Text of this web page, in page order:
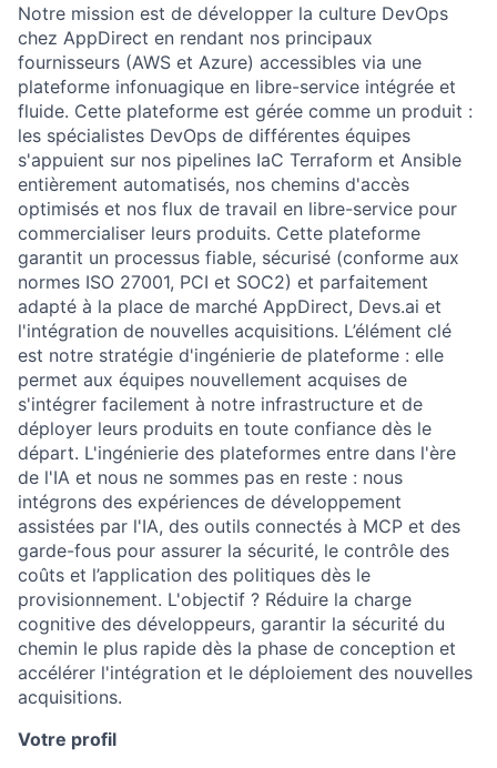
Notre mission est de développer la culture DevOps
chez AppDirect en rendant nos principaux
fournisseurs (AWS et Azure) accessibles via une
plateforme infonuagique en libre-service intégrée et
fluide. Cette plateforme est gérée comme un produit :
les spécialistes DevOps de différentes équipes
s'appuient sur nos pipelines IaC Terraform et Ansible
entièrement automatisés, nos chemins d'accès
optimisés et nos flux de travail en libre-service pour
commercialiser leurs produits. Cette plateforme
garantit un processus fiable, sécurisé (conforme aux
normes ISO 27001, PCI et SOC2) et parfaitement
adapté à la place de marché AppDirect, Devs.ai et
l'intégration de nouvelles acquisitions. L’élément clé
est notre stratégie d'ingénierie de plateforme : elle
permet aux équipes nouvellement acquises de
s'intégrer facilement à notre infrastructure et de
déployer leurs produits en toute confiance dès le
départ. L'ingénierie des plateformes entre dans l'ère
de l'IA et nous ne sommes pas en reste : nous
intégrons des expériences de développement
assistées par l'IA, des outils connectés à MCP et des
garde-fous pour assurer la sécurité, le contrôle des
coûts et l’application des politiques dès le
provisionnement. L'objectif ? Réduire la charge
cognitive des développeurs, garantir la sécurité du
chemin le plus rapide dès la phase de conception et
accélérer l'intégration et le déploiement des nouvelles
acquisitions.
Votre profil